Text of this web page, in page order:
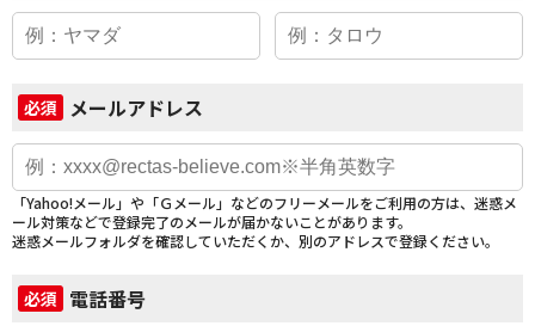
必須 メールアドレス
「Yahoo!メール」や「Ｇメール」などのフリーメールをご利用の方は、迷惑メ
ール対策などで登録完了のメールが届かないことがあります。
迷惑メールフォルダを確認していただくか、別のアドレスで登録ください。
必須 電話番号